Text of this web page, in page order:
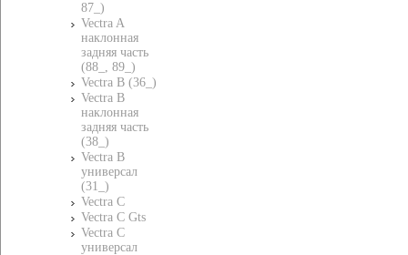
87_)
Vectra A
наклонная
задняя часть
(88_, 89_)
Vectra B (36_)
Vectra B
наклонная
задняя часть
(38_)
Vectra B
универсал
(31_)
Vectra C
Vectra C Gts
Vectra C
универсал